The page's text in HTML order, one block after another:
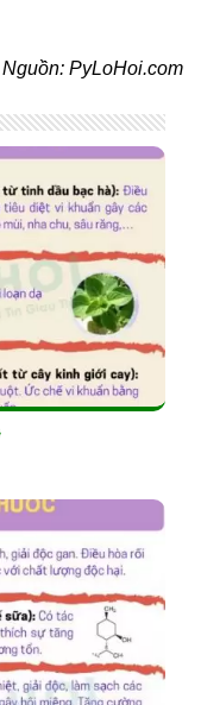
Nguồn: PyLoHoi.com